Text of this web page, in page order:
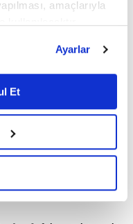
amaçlarıyla
detaylı bilgi için
Bilgilendirme
Kanunu uyarınca
ile ilgili daha
Ayarlar
Et
katkı
bulunduğu
ya da tarımsal
birlik, dernek
ve meslek